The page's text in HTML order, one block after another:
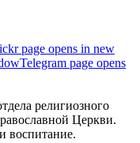
page opens in new
Telegram page opens
религиозного
Церкви.
воспитание.